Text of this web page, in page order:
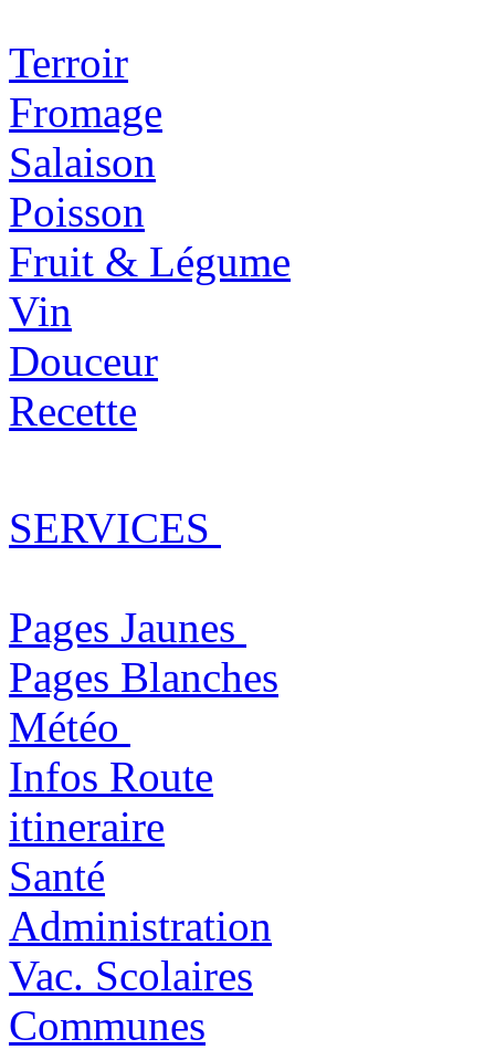
Terroir
Fromage
Salaison
Poisson
Fruit & Légume
Vin
Douceur
Recette
SERVICES
Pages Jaunes
Pages Blanches
Météo
Infos Route
itineraire
Santé
Administration
Vac. Scolaires
Communes